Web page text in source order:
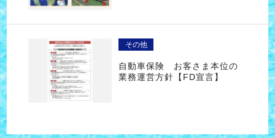
その他
自動車保険 お客さま本位の
業務運営方針【FD宣言】